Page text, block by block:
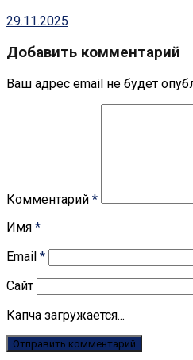
29.11.2025
Добавить комментарий
Ваш адрес email не будет
Комментарий *
Имя *
Email *
Сайт
Капча загружается...